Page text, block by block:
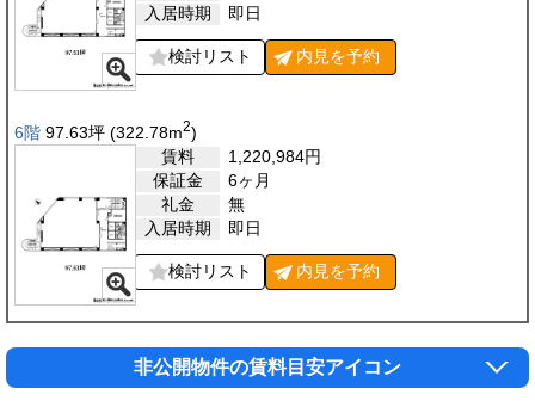
入居時期
即日
検討リスト 内見を予約
6階 97.63坪 (322.78m2)
賃料
1,220,984円
保証金
6ヶ月
礼金
無
入居時期
即日
検討リスト 内見を予約
非公開物件の賃料目安アイコン